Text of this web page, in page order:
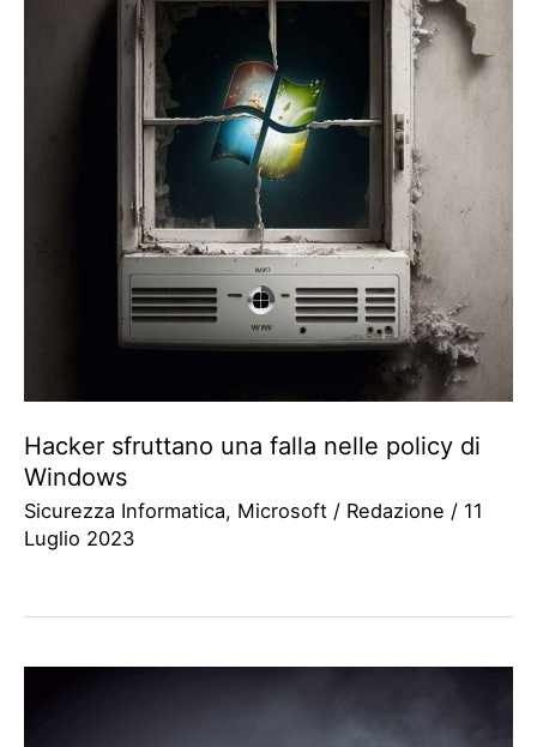
Hacker sfruttano una falla nelle policy di
Windows
Sicurezza Informatica, Microsoft / Redazione / 11
Luglio 2023